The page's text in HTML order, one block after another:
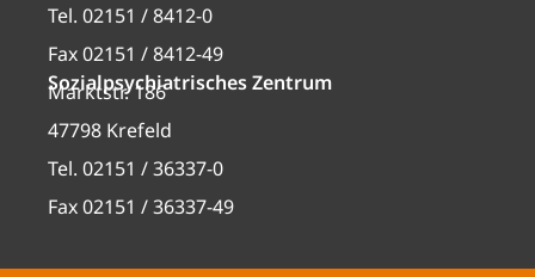
Tel. 02151 / 8412-0
Fax 02151 / 8412-49
Sozialpsychiatrisches Zentrum
Marktstr. 186
47798 Krefeld
Tel. 02151 / 36337-0
Fax 02151 / 36337-49